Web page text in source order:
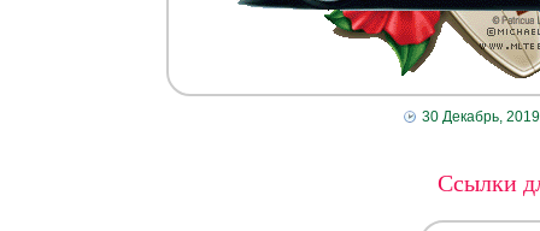
30 Декабрь, 2019
Ссылки